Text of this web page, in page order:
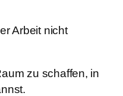
Arbeit nicht
zu schaffen, in